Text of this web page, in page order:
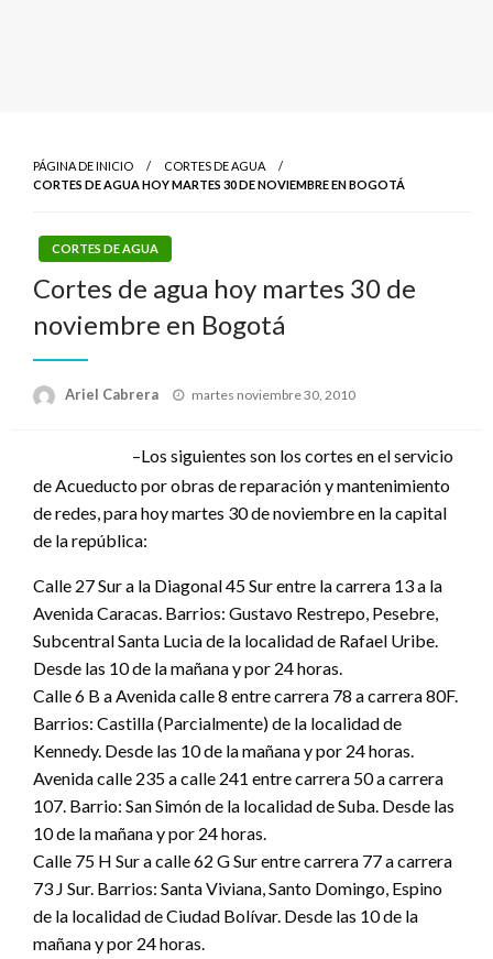
PÁGINA DE INICIO
CORTES DE AGUA
CORTES DE AGUA HOY MARTES 30 DE NOVIEMBRE EN BOGOTÁ
CORTES DE AGUA
Cortes de agua hoy martes 30 de
noviembre en Bogotá
Ariel Cabrera
Publicado
martes noviembre 30, 2010
–Los siguientes son los cortes en el servicio
de Acueducto por obras de reparación y mantenimiento
de redes, para hoy martes 30 de noviembre en la capital
de la república:
Calle 27 Sur a la Diagonal 45 Sur entre la carrera 13 a la
Avenida Caracas. Barrios: Gustavo Restrepo, Pesebre,
Subcentral Santa Lucia de la localidad de Rafael Uribe.
Desde las 10 de la mañana y por 24 horas.
Calle 6 B a Avenida calle 8 entre carrera 78 a carrera 80F.
Barrios: Castilla (Parcialmente) de la localidad de
Kennedy. Desde las 10 de la mañana y por 24 horas.
Avenida calle 235 a calle 241 entre carrera 50 a carrera
107. Barrio: San Simón de la localidad de Suba. Desde las
10 de la mañana y por 24 horas.
Calle 75 H Sur a calle 62 G Sur entre carrera 77 a carrera
73 J Sur. Barrios: Santa Viviana, Santo Domingo, Espino
de la localidad de Ciudad Bolívar. Desde las 10 de la
mañana y por 24 horas.